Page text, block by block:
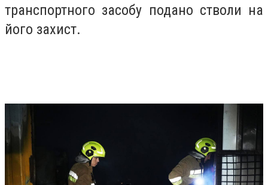
транспортного засобу подано стволи на
його захист.